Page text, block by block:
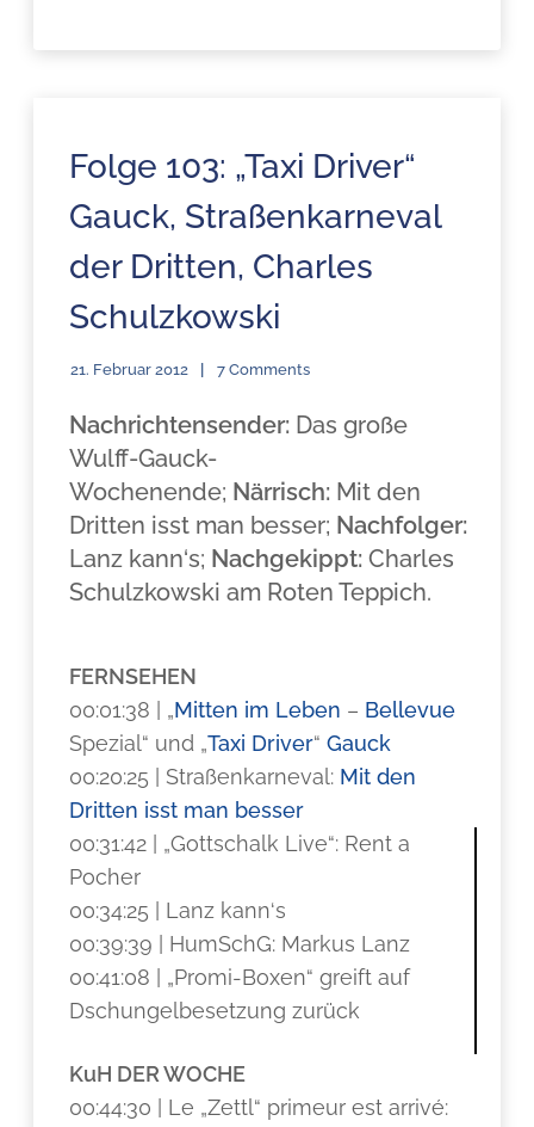
Folge 103: „Taxi Driver“
Gauck, Straßenkarneval
der Dritten, Charles
Schulzkowski
21. Februar 2012 7 Comments
Nachrichtensender: Das große
Wulff-Gauck-
Wochenende; Närrisch: Mit den
Dritten isst man besser; Nachfolger:
Lanz kann‘s; Nachgekippt:Charles
Schulzkowski am Roten Teppich.
FERNSEHEN
00:01:38 | „Mitten im Leben – Bellevue
Spezial“ und „Taxi Driver“Gauck
00:20:25 | Straßenkarneval: Mit den
Dritten isst man besser
00:31:42 | „Gottschalk Live“: Rent a
Pocher
00:34:25 | Lanz kann‘s
00:39:39 | HumSchG: Markus Lanz
00:41:08 | „Promi-Boxen“ greift auf
Dschungelbesetzung zurück
KuH DER WOCHE
00:44:30 | Le „Zettl“ primeur est arrivé: